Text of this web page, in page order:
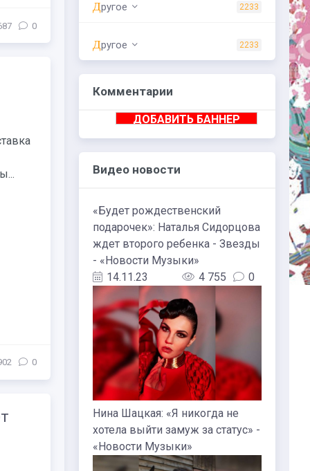
0
0
Другое 2233
Другое 2233
Комментарии
ДОБАВИТЬ БАННЕР
Видео новости
«Будет рождественский
подарочек»: Наталья Сидорцова
ждет второго ребенка - Звезды
- «Новости Музыки»
14.11.23
4 755 0
Нина Шацкая: «Я никогда не
хотела выйти замуж за статус» -
«Новости Музыки»